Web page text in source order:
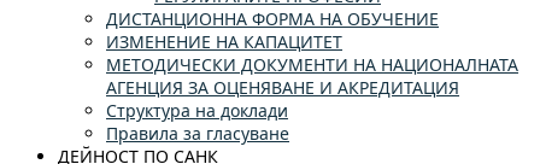
ДИСТАНЦИОННА ФОРМА НА ОБУЧЕНИЕ
ИЗМЕНЕНИЕ НА КАПАЦИТЕТ
МЕТОДИЧЕСКИ ДОКУМЕНТИ НА НАЦИОНАЛНАТА
АГЕНЦИЯ ЗА ОЦЕНЯВАНЕ И АКРЕДИТАЦИЯ
Структура на доклади
Правила за гласуване
ДЕЙНОСТ ПО САНК